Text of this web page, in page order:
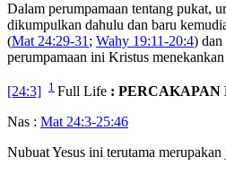
Dalam perumpamaan tentang pukat,
dikumpulkan dahulu dan baru
(Mat 24:29-31 ; Wahy 19:11-20:4) dan
perumpamaan ini Kristus
[24:3] 1 Full Life :
Nas : Mat 24:3-25:46
Nubuat Yesus ini terutama